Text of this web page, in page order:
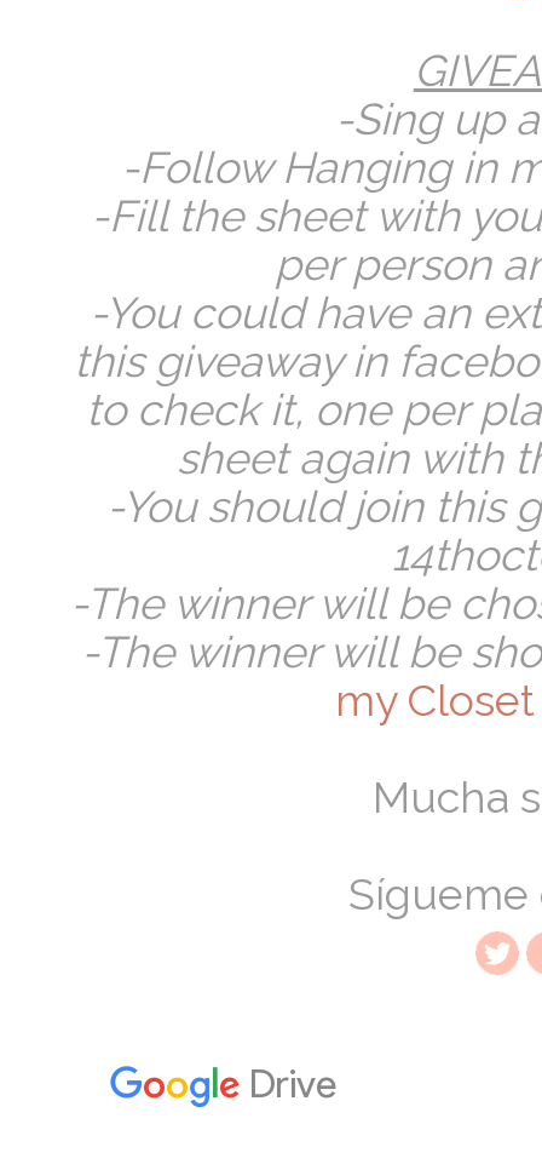
-Sing up
-Follow Hanging in
-Fill the sheet with
per person
-You could have an
this giveaway in
to check it, one per
sheet again with
-You should join this
-The winner will be
-The winner will be
my
Mucha